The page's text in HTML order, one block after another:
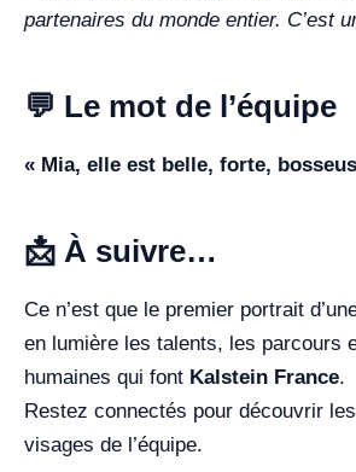
partenaires du monde entier. C’est
💬 Le mot de l’équipe
« Mia, elle est belle, forte,
📩 À suivre…
Ce n’est que le premier portrait
en lumière les talents, les parcours
humaines qui font Kalstein France.
Restez connectés pour découvrir
visages de l’équipe.